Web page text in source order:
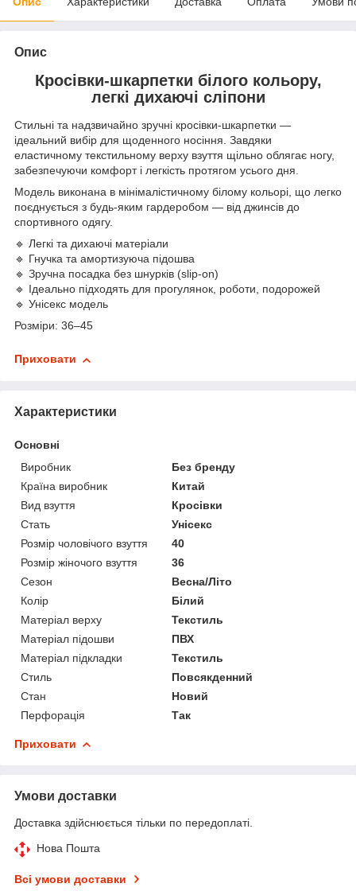
Опис
Кросівки-шкарпетки білого кольору,
легкі дихаючі сліпони
Стильні та надзвичайно зручні кросівки-шкарпетки —
ідеальний вибір для щоденного носіння. Завдяки
еластичному текстильному верху взуття щільно облягає ногу,
забезпечуючи комфорт і легкість протягом усього дня.
Модель виконана в мінімалістичному білому кольорі, що легко
поєднується з будь-яким гардеробом — від джинсів до
спортивного одягу.
🔹 Легкі та дихаючі матеріали
🔹 Гнучка та амортизуюча підошва
🔹 Зручна посадка без шнурків (slip-on)
🔹 Ідеально підходять для прогулянок, роботи, подорожей
🔹 Унісекс модель
Розміри: 36–45
Приховати
Характеристики
Основні
Виробник
Без бренду
Країна виробник
Китай
Вид взуття
Кросівки
Стать
Унісекс
Розмір чоловічого взуття
40
Розмір жіночого взуття
36
Сезон
Весна/Літо
Колір
Білий
Матеріал верху
Текстиль
Матеріал підошви
ПВХ
Матеріал підкладки
Текстиль
Стиль
Повсякденний
Стан
Новий
Перфорація
Так
Приховати
Умови доставки
Доставка здійснюється тільки по передоплаті.
Нова Пошта
Всі умови доставки